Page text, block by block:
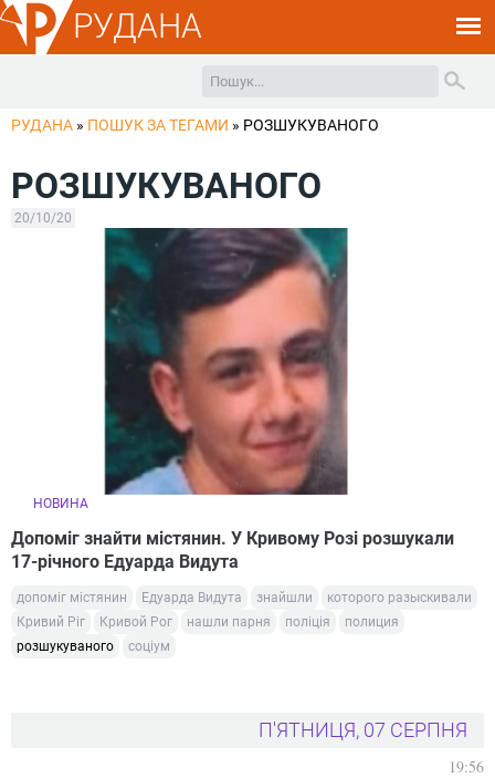
РУДАНА
РУДАНА » ПОШУК ЗА ТЕГАМИ » РОЗШУКУВАНОГО
РОЗШУКУВАНОГО
20/10/20
НОВИНА
Допоміг знайти містянин. У Кривому Розі розшукали
17-річного Едуарда Видута
допоміг містянин Едуарда Видута знайшли
которого разыскивали
Кривий Ріг
Кривой Рог нашли парня поліція
полиция
розшукуваного
соціум
П'ЯТНИЦЯ, 07 СЕРПНЯ
19:56